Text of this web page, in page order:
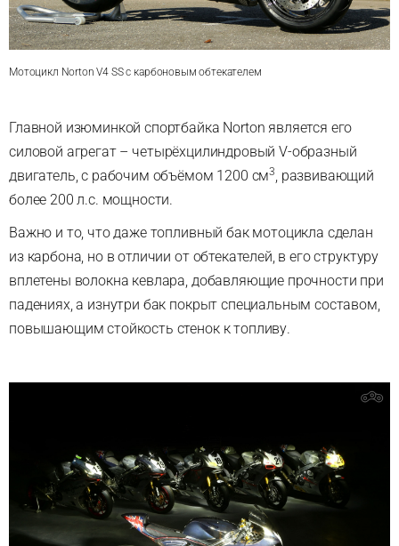
Мотоцикл Norton V4 SS с карбоновым обтекателем
Главной изюминкой спортбайка Norton является его
силовой агрегат –четырёхцилиндровый V-образный
двигатель, с рабочим объёмом 1200 см3, развивающий
более 200 л.с. мощности.
Важно и то, что даже топливный бак мотоцикла сделан
из карбона, но в отличии от обтекателей, в его структуру
вплетены волокна кевлара, добавляющие прочности при
падениях, а изнутри бак покрыт специальным составом,
повышающим стойкость стенок к топливу.